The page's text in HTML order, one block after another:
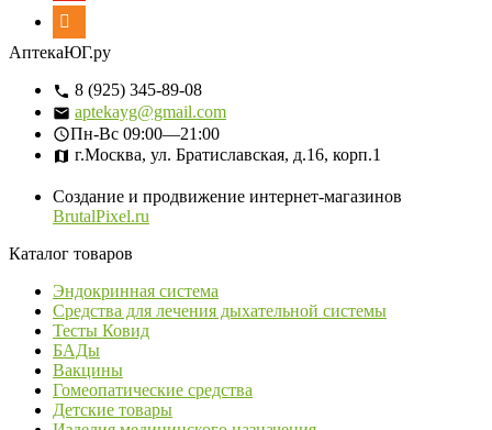
АптекаЮГ.ру
8 (925) 345-89-08
aptekayg@gmail.com
Пн-Вс 09:00—21:00
г.Москва, ул. Братиславская, д.16, корп.1
Создание и продвижение интернет-магазинов
BrutalPixel.ru
Каталог товаров
Эндокринная система
Средства для лечения дыхательной системы
Тесты Ковид
БАДы
Вакцины
Гомеопатические средства
Детские товары